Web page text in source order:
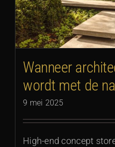
Wanneer
wordt met de
9 mei 2025
High-end concept